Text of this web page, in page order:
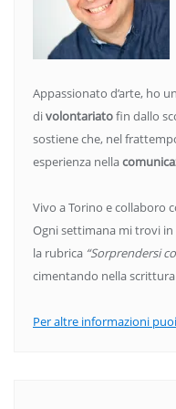
Appassionato d’arte, ho
divolontariatofin dallo
sostiene che, nel
esperienza nella
Vivo a Torino e collaboro
Ogni settimana mi trovi in
la rubrica “Sorprendersi
cimentando nella
Per altre informazioni